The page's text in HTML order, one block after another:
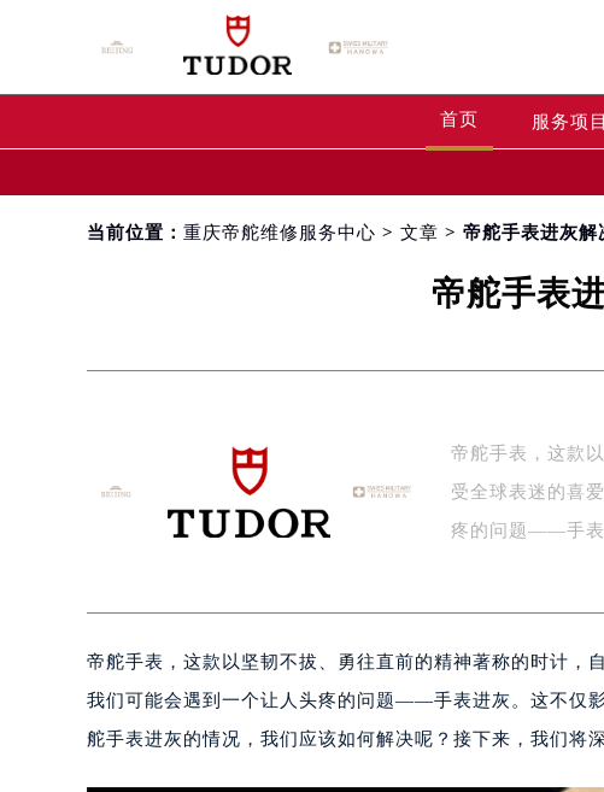
首页 服务项目
当前位置： 重庆帝舵维修服务中心 > 文章 > 帝舵手表进灰解
帝舵手表
帝舵手表，这款
受全球表迷的喜
疼的问题——手
帝舵手表，这款以坚韧不拔、勇往直前的精神著称的时计，
我们可能会遇到一个让人头疼的问题——手表进灰。这不仅
舵手表进灰的情况，我们应该如何解决呢？接下来，我们将